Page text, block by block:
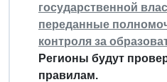
государственной
переданные
контроля за
Регионы будут
правилам.